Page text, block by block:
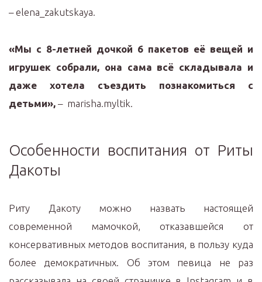
– elena_zakutskaya.
«Мы с 8-летней дочкой 6 пакетов её вещей и
игрушек собрали, она сама всё складывала и
даже хотела съездить познакомиться с
детьми», – marisha.myltik.
Особенности воспитания от Риты
Дакоты
Риту Дакоту можно назвать настоящей
современной мамочкой, отказавшейся от
консервативных методов воспитания, в пользу куда
более демократичных. Об этом певица не раз